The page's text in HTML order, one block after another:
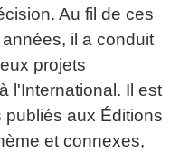
Au fil de ces
il a conduit
projets
l'International. Il est
publiés aux Éditions
et connexes,